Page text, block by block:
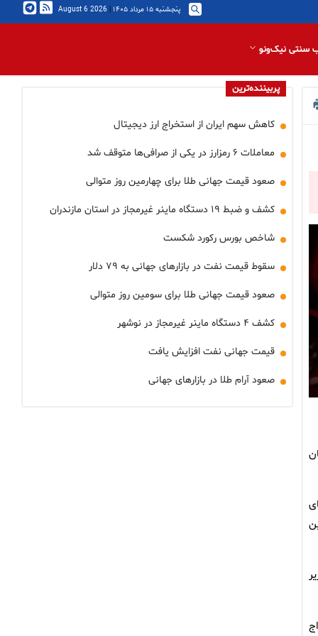
پنجشنبه ۱۵ مرداد ۱۴۰۵ |
2026 August 6
سنتی نیک‌ونو
پربیننده‌ترین
کاهش سهم ایران از استخراج ارز دیجیتال
معاملات ۶ رمزارز در یکی از صرافی‌ها متوقف شد
صعود قیمت جهانی طلا برای چهارمین روز متوالی
کشف و ضبط ۱۹ دستگاه ماینر غیرمجاز در استان مازندران
شاخص بورس رکورد شکست
سقوط قیمت نفت در بازارهای جهانی به ۷۹ دلار
صعود قیمت جهانی طلا برای سومین روز متوالی
کشف ۴ دستگاه ماینر غیرمجاز در نوشهر
قیمت جهانی نفت افزایش یافت
صعود آرام طلا در بازارهای جهانی